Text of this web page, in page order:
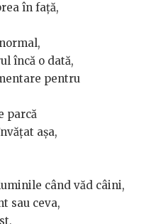
în față,
încă o dată,
pentru
parcă
așa,
când văd câini,
sau ceva,